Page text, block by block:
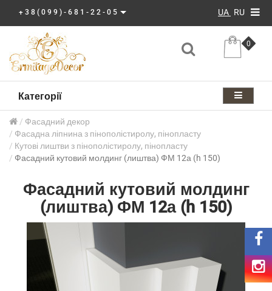
+38(099)-681-22-05 UA RU
0
Категорії
Фасадний декор
Фасадна ліпнина з пінополістиролу, пінопласту
Кутові лиштви з пінополістиролу, пінопласту
Фасадний кутовий молдинг (лиштва) ФМ 12а (h 150)
Фасадний кутовий молдинг
(лиштва) ФМ 12а (h 150)